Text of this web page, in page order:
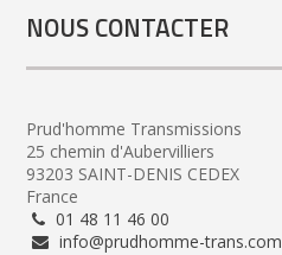
NOUS CONTACTER
Prud'homme Transmissions
25 chemin d'Aubervilliers
93203 SAINT-DENIS CEDEX
France
01 48 11 46 00
info@prudhomme-trans.com